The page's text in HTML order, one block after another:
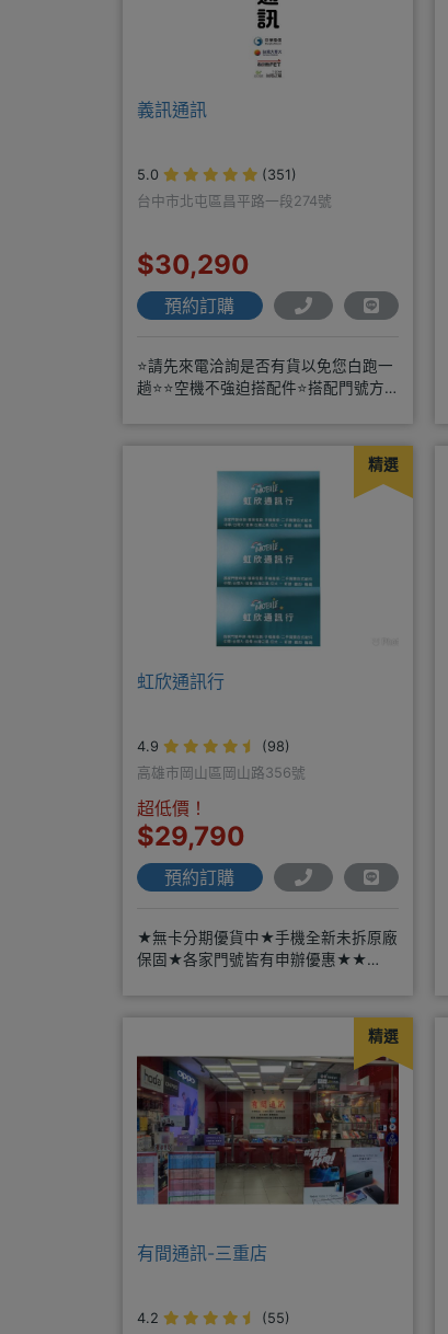
義訊通訊
5.0
(351)
台中市北屯區昌平路一段274號
$30,290
預約訂購
⭐請先來電洽詢是否有貨以免您白跑一
趟⭐⭐空機不強迫搭配件⭐搭配門號方
精選
虹欣通訊行
4.9
(98)
高雄市岡山區岡山路356號
超低價！
$29,790
預約訂購
★無卡分期優貨中★手機全新未拆原廠
保固★各家門號皆有申辦優惠★★
精選
有間通訊-三重店
4.2
(55)